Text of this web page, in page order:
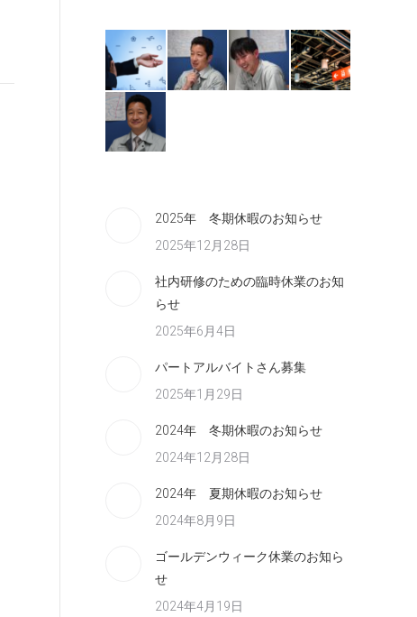
2025年 冬期休暇のお知らせ
2025年12月28日
社内研修のための臨時休業のお知
らせ
2025年6月4日
パートアルバイトさん募集
2025年1月29日
2024年 冬期休暇のお知らせ
2024年12月28日
2024年 夏期休暇のお知らせ
2024年8月9日
ゴールデンウィーク休業のお知ら
せ
2024年4月19日